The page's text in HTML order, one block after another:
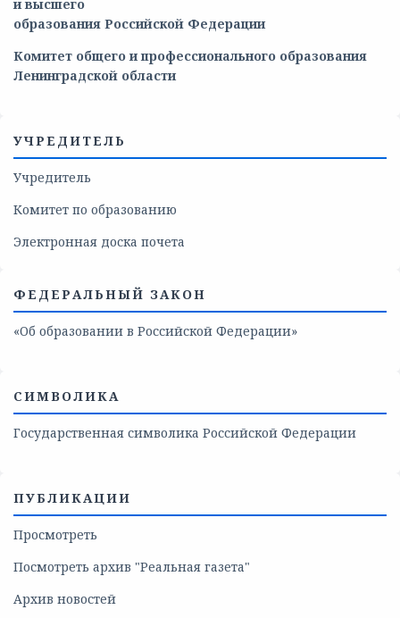
и высшего
образования Российской Федерации
Комитет общего и профессионального образования
Ленинградской области
УЧРЕДИТЕЛЬ
Учредитель
Комитет по образованию
Электронная доска почета
ФЕДЕРАЛЬНЫЙ ЗАКОН
«Об образовании в Российской Федерации»
СИМВОЛИКА
Государственная символика Российской Федерации
ПУБЛИКАЦИИ
Просмотреть
Посмотреть архив "Реальная газета"
Архив новостей